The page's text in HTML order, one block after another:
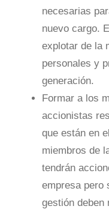
necesarias
nuevo cargo.
explotar de la
personales y
generación.
Formar a los
accionistas
que están en
miembros de
tendrán
empresa pero
gestión deben